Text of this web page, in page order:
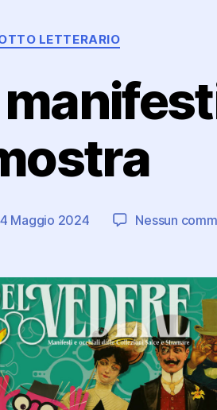
Categorie
LETTERARIO
Maggio 2024 Nessun